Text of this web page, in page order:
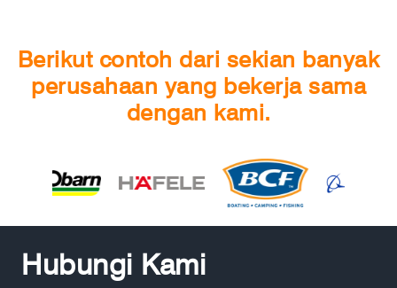
Berikut contoh dari sekian banyak
perusahaan yang bekerja sama
dengan kami.
Hubungi Kami